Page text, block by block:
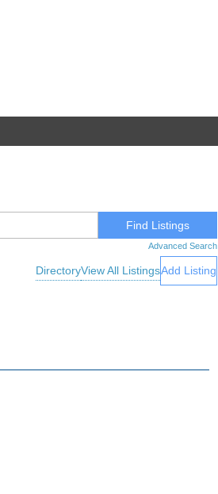
Advanced Search
DirectoryView All ListingsAdd Listing